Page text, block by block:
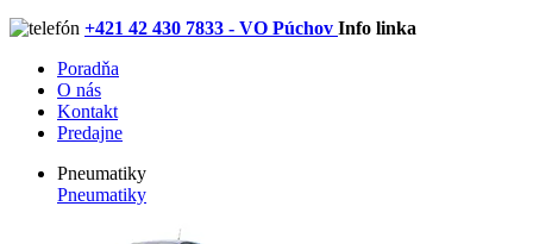
+421 42 430 7833 - VO Púchov Info linka
Poradňa
O nás
Kontakt
Predajne
Pneumatiky
Pneumatiky